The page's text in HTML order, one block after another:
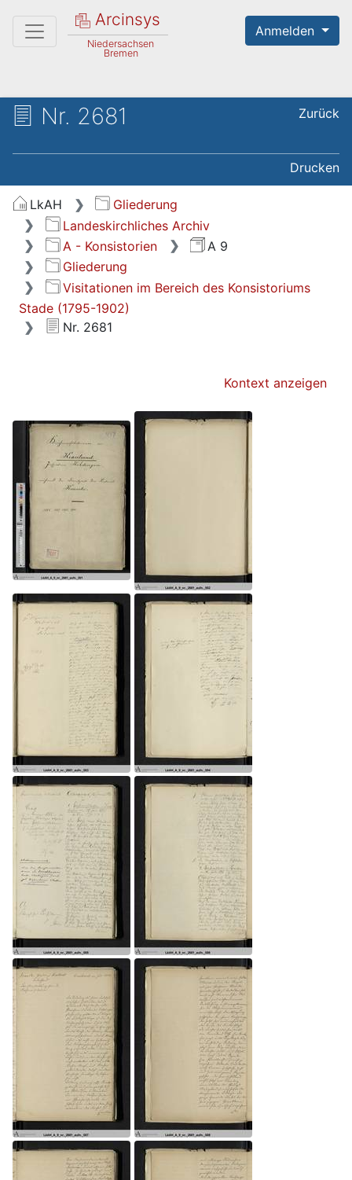
Arcinsys
Niedersachsen
Bremen
Anmelden
Nr. 2681 Zurück
Drucken
LkAH
Gliederung
Landeskirchliches Archiv
A - Konsistorien
A 9
Gliederung
Visitationen im Bereich des Konsistoriums
Stade (1795-1902)
Nr. 2681
Kontext anzeigen